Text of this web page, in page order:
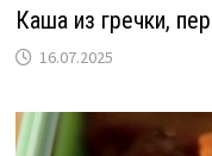
Каша из гречки,
16.07.2025